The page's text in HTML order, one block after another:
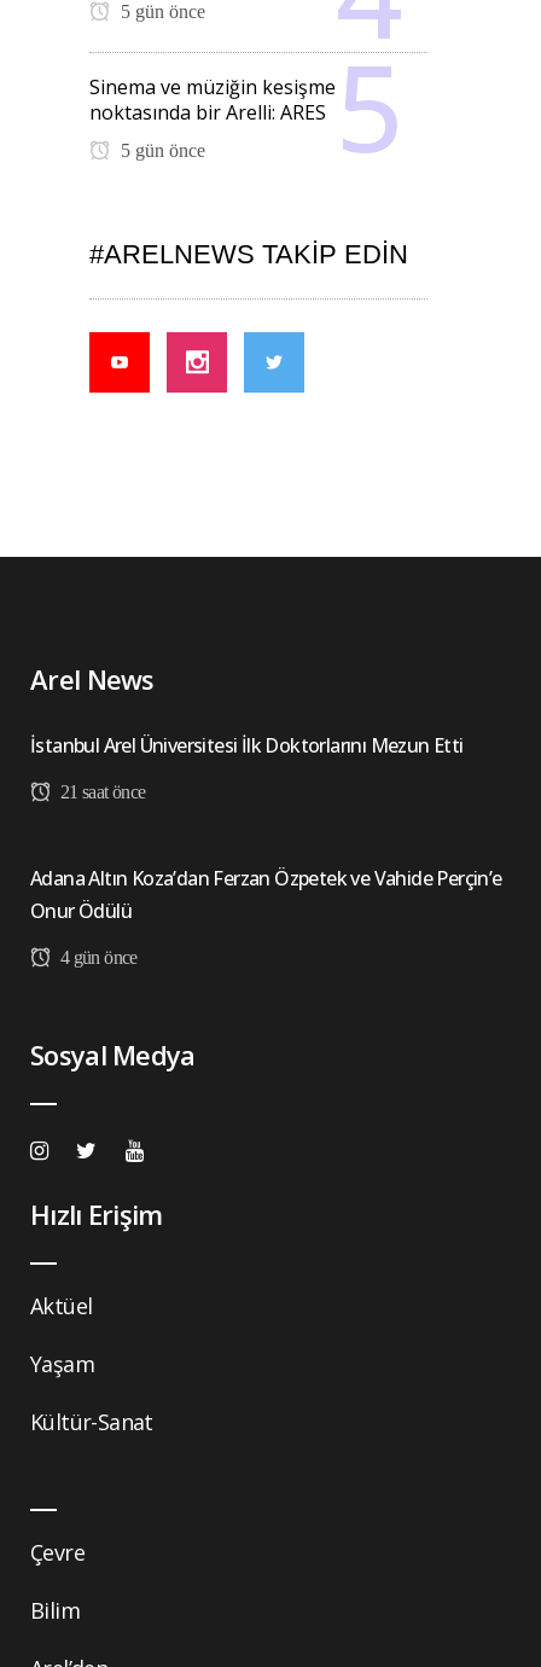
5 gün önce
Sinema ve müziğin kesişme
noktasında bir Arelli: ARES
5 gün önce
#ARELNEWS TAKIP EDIN
Arel News
İstanbul Arel Üniversitesi İlk Doktorlarını Mezun Etti
21 saat önce
Adana Altın Koza’dan Ferzan Özpetek ve Vahide Perçin’e
Onur Ödülü
4 gün önce
Sosyal Medya
Hızlı Erişim
Aktüel
Yaşam
Kültür-Sanat
Çevre
Bilim